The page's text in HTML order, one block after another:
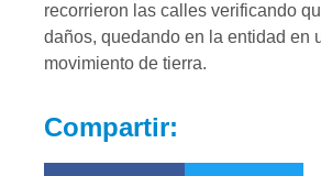
recorrieron las calles verificando
daños, quedando en la entidad en
movimiento de tierra.
Compartir: